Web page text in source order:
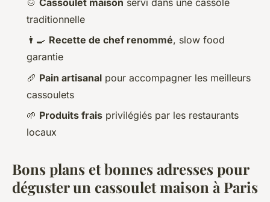
traditionnelle
👨‍🍳 Recette de chef renommé, slow food
garantie
🥖 Pain artisanal pour accompagner les meilleurs
cassoulets
🌱 Produits frais privilégiés par les restaurants
locaux
Bons plans et bonnes adresses pour
déguster un cassoulet maison à Paris